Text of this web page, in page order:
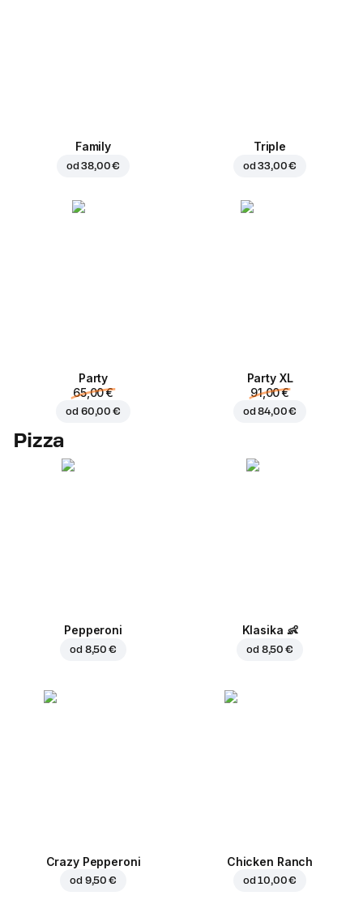
Family
od38,00 €
Triple
od33,00 €
Party
65,00 €
od 60,00 €
Party XL
91,00 €
od84,00 €
Pizza
Pepperoni
od 8,50 €
Klasika 👶
od 8,50 €
Crazy Pepperoni
od 9,50 €
Chicken Ranch
od10,00 €